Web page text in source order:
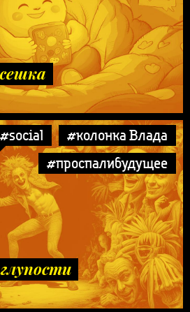
#social
#колонка Влада
#проспалибудущее